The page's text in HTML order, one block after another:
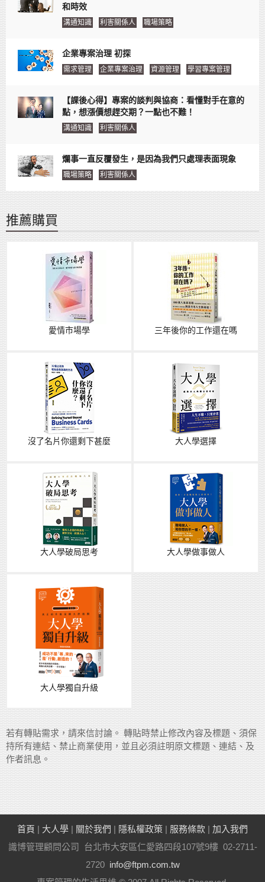
和時效
溝通知識 利害關係人 職場策略
企業專案治理 初探
需求管理 企業專案治理 資源管理 學習專案管理
【課後心得】專案的談判與協商：看懂對手在意的
點，想漲價想趕交期？一點也不難！
溝通知識 利害關係人
爛事一直反覆發生，是因為我們只處理表面現象
職場策略 利害關係人
推薦購買
愛情市場學 三年後你的工作還在嗎
沒了名片你還剩下甚麼 大人學選擇
大人學破局思考 大人學做事做人
大人學獨自升級
若有轉貼需求，請來信討論。 轉貼時禁止修改內容及標題、須保
持所有連結、禁止商業使用，並且必須註明原文標題、連結、及
作者訊息。
首頁 | 大人學 | 關於我們 | 隱私權政策 | 服務條款 | 加入我們
識博管理顧問公司 台北市大安區仁愛路四段107號9樓 02-2711-
2720 info@ftpm.com.tw